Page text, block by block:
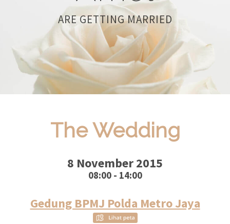
ARE GETTING MARRIED
The Wedding
8 November 2015
08:00 - 14:00
Gedung BPMJ Polda Metro Jaya